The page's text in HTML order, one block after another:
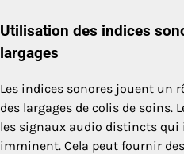
Utilisation des indices
largages
Les indices sonores jouent un
des largages de colis de soins.
les signaux audio distincts qui
imminent. Cela peut fournir